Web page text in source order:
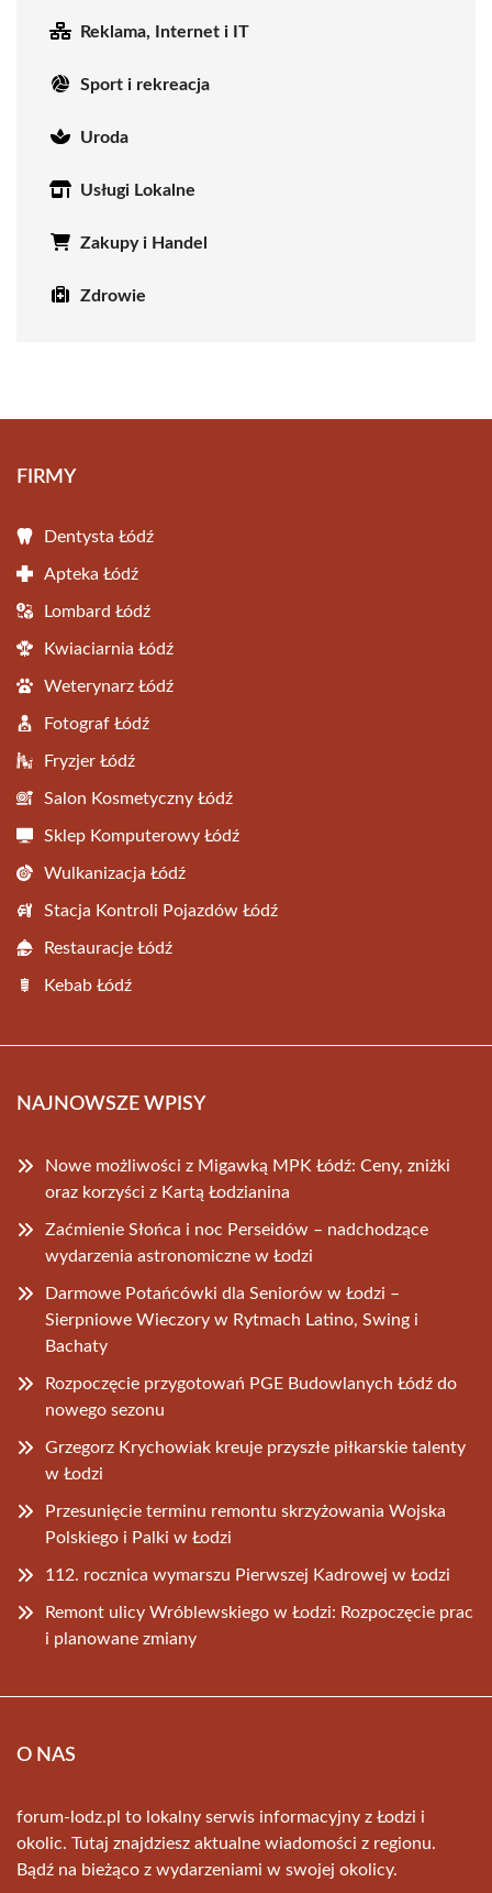
Reklama, Internet i IT
Sport i rekreacja
Uroda
Usługi Lokalne
Zakupy i Handel
Zdrowie
FIRMY
Dentysta Łódź
Apteka Łódź
Lombard Łódź
Kwiaciarnia Łódź
Weterynarz Łódź
Fotograf Łódź
Fryzjer Łódź
Salon Kosmetyczny Łódź
Sklep Komputerowy Łódź
Wulkanizacja Łódź
Stacja Kontroli Pojazdów Łódź
Restauracje Łódź
Kebab Łódź
NAJNOWSZE WPISY
Nowe możliwości z Migawką MPK Łódź: Ceny, zniżki
oraz korzyści z Kartą Łodzianina
Zaćmienie Słońca i noc Perseidów – nadchodzące
wydarzenia astronomiczne w Łodzi
Darmowe Potańcówki dla Seniorów w Łodzi –
Sierpniowe Wieczory w Rytmach Latino, Swing i
Bachaty
Rozpoczęcie przygotowań PGE Budowlanych Łódź do
nowego sezonu
Grzegorz Krychowiak kreuje przyszłe piłkarskie talenty
w Łodzi
Przesunięcie terminu remontu skrzyżowania Wojska
Polskiego i Palki w Łodzi
112. rocznica wymarszu Pierwszej Kadrowej w Łodzi
Remont ulicy Wróblewskiego w Łodzi: Rozpoczęcie prac
i planowane zmiany
O NAS
forum-lodz.pl to lokalny serwis informacyjny z Łodzi i
okolic. Tutaj znajdziesz aktualne wiadomości z regionu.
Bądź na bieżąco z wydarzeniami w swojej okolicy.